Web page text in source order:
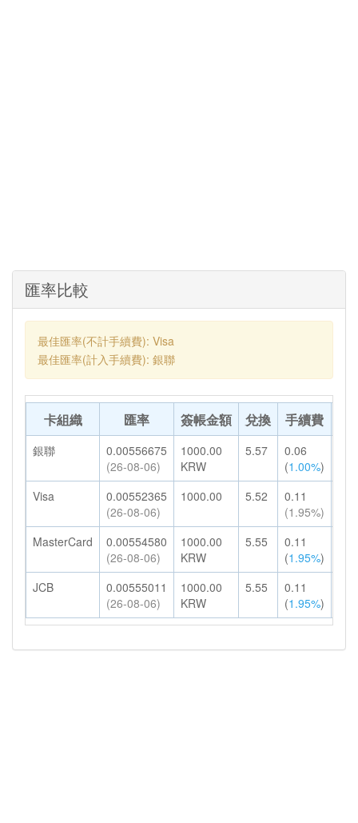
匯率比較
最佳匯率(不計手續費): Visa
最佳匯率(計入手續費): 銀聯
卡組織 匯率 簽帳金額 兌換 手續費
銀聯
0.00556675
(26-08-06)
1000.00
KRW
5.57
0.06
(1.00%)
Visa
0.00552365
(26-08-06)
1000.00 5.52
0.11
(1.95%)
MasterCard
0.00554580
(26-08-06)
1000.00
KRW
5.55
0.11
(1.95%)
JCB
0.00555011
(26-08-06)
1000.00
KRW
5.55
0.11
(1.95%)